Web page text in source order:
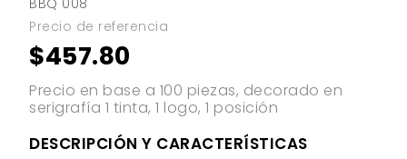
BBQ 008
Precio de referencia
$457.80
Precio en base a 100 piezas, decorado en
serigrafía 1 tinta, 1 logo, 1 posición
DESCRIPCIÓN Y CARACTERÍSTICAS